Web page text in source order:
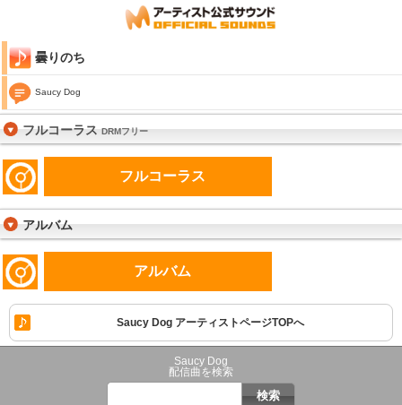
曇りのち
Saucy Dog
フルコーラスDRMフリー
フルコーラス
アルバム
アルバム
Saucy Dog アーティストページTOPへ
Saucy Dog
配信曲を検索